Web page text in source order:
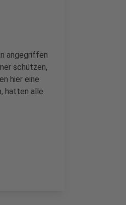
angegriffen
schützen,
hier eine
hatten alle